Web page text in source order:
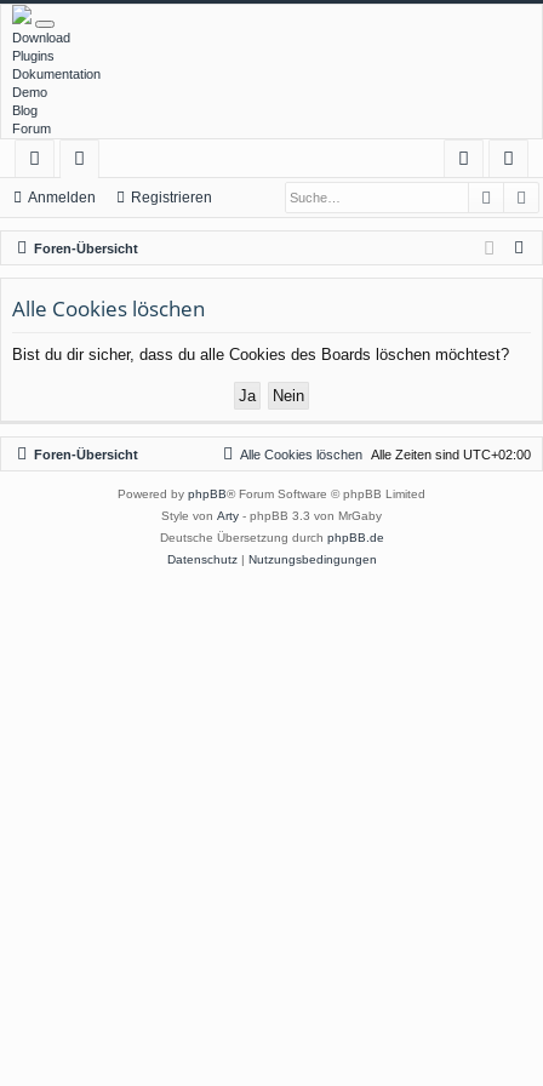
Download
Plugins
Dokumentation
Demo
Blog
Forum
ch
ne
llz
ug
rif
or
en
m
el
n
ist
rie
n
Anmelden Registrieren
Foren-Übersicht
Alle Cookies löschen
Bist du dir sicher, dass du alle Cookies des Boards löschen möchtest?
Foren-Übersicht Alle Zeiten sind UTC+02:00
Alle Cookies löschen
Powered by phpBB® Forum Software © phpBB Limited
Style von Arty - phpBB 3.3 von MrGaby
Deutsche Übersetzung durch phpBB.de
Datenschutz| Nutzungsbedingungen